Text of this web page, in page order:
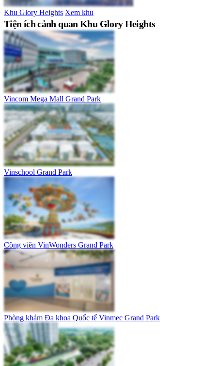
Khu Glory Heights Xem khu
Tiện ích cảnh quan Khu Glory Heights
Vincom Mega Mall Grand Park
Vinschool Grand Park
Công viên VinWonders Grand Park
Phòng khám Đa khoa Quốc tế Vinmec Grand Park